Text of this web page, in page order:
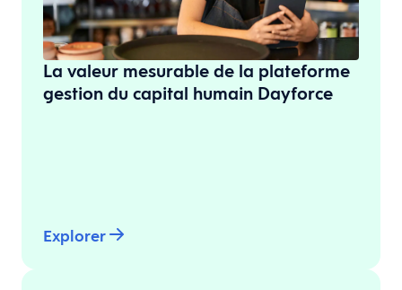
La valeur mesurable de la plateforme
gestion du capital humain Dayforce
Explorer